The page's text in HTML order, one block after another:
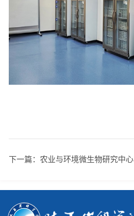
下一篇： 农业与环境微生物研究中心